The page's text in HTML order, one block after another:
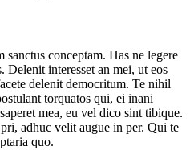
sanctus conceptam. Has ne legere
Delenit interesset an mei, ut eos
delenit democritum. Te nihil
torquatos qui, ei inani
mea, eu vel dico sint tibique.
adhuc velit augue in per. Qui te
quo.